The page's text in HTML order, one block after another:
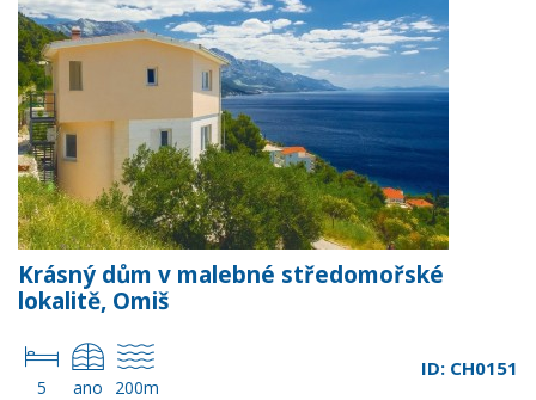
Krásný dům v malebné středomořské
lokalitě, Omiš
5 ano 200m
ID: CH0151